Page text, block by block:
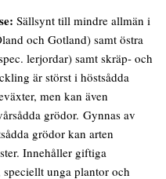
Sällsynt till mindre allmän i
och Gotland) samt östra
lerjordar) samt skräp- och
är störst i höstsådda
men kan även
grödor. Gynnas av
grödor kan arten
Innehåller giftiga
speciellt unga plantor och